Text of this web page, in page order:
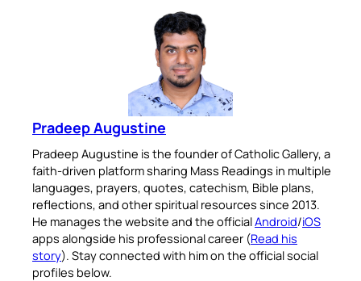
Pradeep Augustine
Pradeep Augustine is the founder of Catholic Gallery, a
faith-driven platform sharing Mass Readings in multiple
languages, prayers, quotes, catechism, Bible plans,
reflections, and other spiritual resources since 2013.
He manages the website and the officialAndroid/iOS
apps alongside his professional career (Read his
story). Stay connected with him on the official social
profiles below.